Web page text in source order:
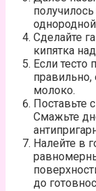
Сделайте
кипятка
Если
правильно,
молоко.
Поставьте
Смажьте
Налейте в
до